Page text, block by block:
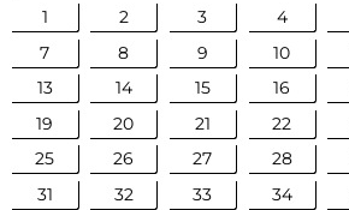
1 2 3 4
7
8 9 10
13
14 15 16
19
20 21 22
25
26 27 28
31
32 33 34